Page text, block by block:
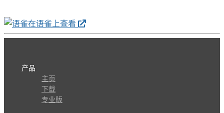
在语雀上查看
产品
主页
下载
专业版